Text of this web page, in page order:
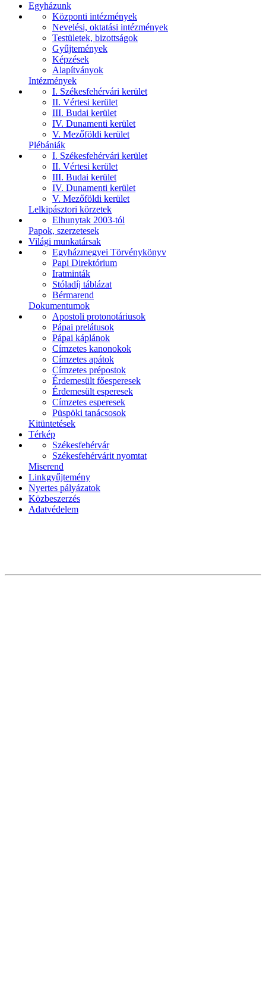
Egyházunk
Központi intézmények
Nevelési, oktatási intézmények
Testületek, bizottságok
Gyűjtemények
Képzések
Alapítványok
Intézmények
I. Székesfehérvári kerület
II. Vértesi kerület
III. Budai kerület
IV. Dunamenti kerület
V. Mezőföldi kerület
Plébániák
I. Székesfehérvári kerület
II. Vértesi kerület
III. Budai kerület
IV. Dunamenti kerület
V. Mezőföldi kerület
Lelkipásztori körzetek
Elhunytak 2003-tól
Papok, szerzetesek
Világi munkatársak
Egyházmegyei Törvénykönyv
Papi Direktórium
Iratminták
Stóladíj táblázat
Bérmarend
Dokumentumok
Apostoli protonotáriusok
Pápai prelátusok
Pápai káplánok
Címzetes kanonokok
Címzetes apátok
Címzetes prépostok
Érdemesült főesperesek
Érdemesült esperesek
Címzetes esperesek
Püspöki tanácsosok
Kitüntetések
Térkép
Székesfehérvár
Székesfehérvárit nyomtat
Miserend
Linkgyűjtemény
Nyertes pályázatok
Közbeszerzés
Adatvédelem